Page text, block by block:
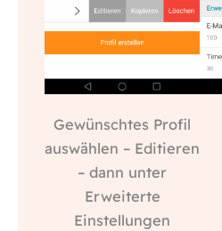
Gewünschtes Profil
auswählen – Editieren
– dann unter
Erweiterte
Einstellungen